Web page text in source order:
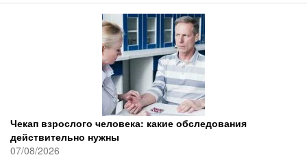
Чекап взрослого человека: какие обследования
действительно нужны
07/08/2026